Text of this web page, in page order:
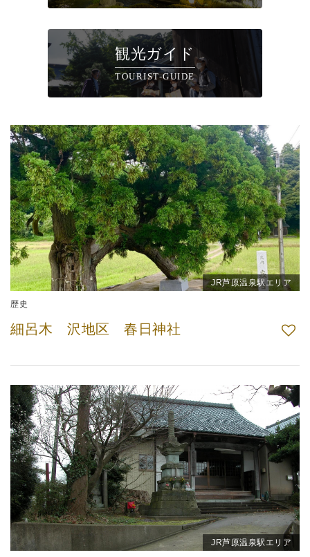
観光ガイド
TOURIST-GUIDE
JR芦原温泉駅エリア
歴史
細呂木 沢地区 春日神社
JR芦原温泉駅エリア